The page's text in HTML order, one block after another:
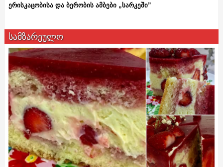
ერისკაცობისა და ბერობის ამბები „სარკეში”
სამზარეულო